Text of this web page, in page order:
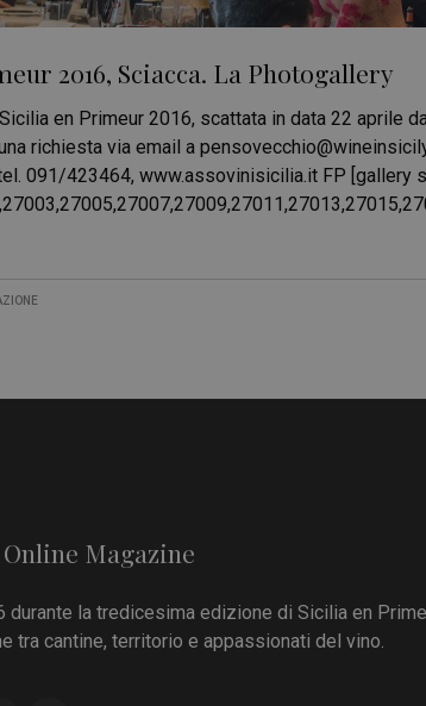
2016, Sciacca. La Photogallery
en Primeur 2016, scattata in data 22 aprile
richiesta via email a
091/423464, www.assovinisicilia.it FP [gallery
Magazine
durante la tredicesima edizione di Sicilia en
tra cantine, territorio e appassionati del vino.